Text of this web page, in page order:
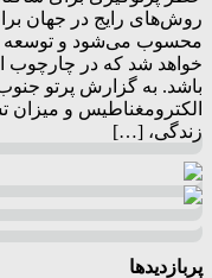
روش‌های رایج در جهان
محسوب می‌شود و توسعه
خواهد شد که در چارچوب
باشد. به گزارش پرتو
الکترومغناطیس و میزان
زندگی، […]
پربازدیدها